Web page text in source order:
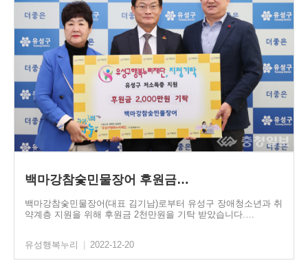
백마강참숯민물장어 후원금…
백마강참숯민물장어(대표 김기남)로부터 유성구 장애청소년과 취
약계층 지원을 위해 후원금 2천만원을 기탁 받았습니다.…
유성행복누리 2022-12-20